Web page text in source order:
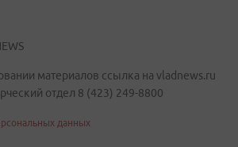
материалов ссылка на vladnews.ru
отдел 8 (423) 249-8800
данных